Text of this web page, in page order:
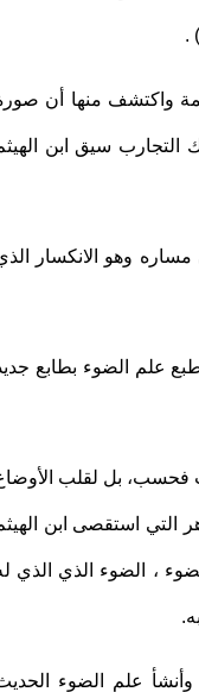
واكتشف منها أن
التجارب سيق ابن
وهو الانكسار
علم الضوء بطابع
فحسب، بل لقلب
التي استقصى ابن
، الضوء الذي الذي
وأنشأ علم الضوء